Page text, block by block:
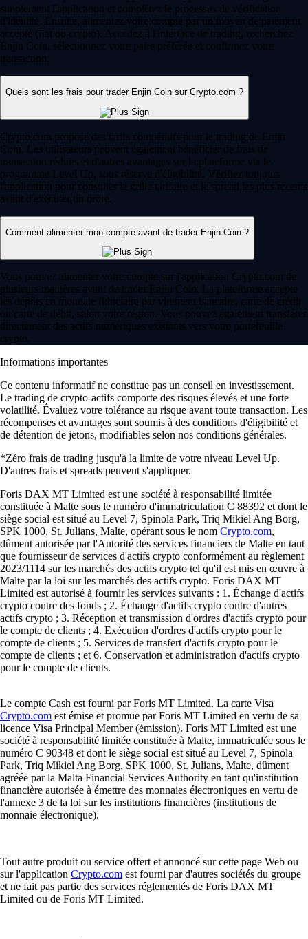
simplement l'application et complétez le processus de vérification
d'identité. Ensuite, alimentez votre compte par un moyen de paiement
accepté (fiat ou crypto). Accédez à l'interface de trading, recherchez
Enjin Coin, sélectionnez votre paire préférée et confirmez votre
transaction.
Quels sont les frais pour trader Enjin Coin sur Crypto.com ?
Crypto.com propose des tarifs compétitifs pour le trading de Enjin
Coin. Les utilisateurs peuvent également bénéficier de frais de
transaction réduits et d'autres avantages sur la plateforme via le
programme Level Up, sous réserve d'éligibilité. Vérifiez toujours
l'application pour consulter la grille tarifaire et le spread les plus récents
avant d'exécuter un ordre.
Comment alimenter mon compte avant de trader Enjin Coin ?
Vous pouvez alimenter votre compte sur l'application Crypto.com de
plusieurs manières avant de trader Enjin Coin. La plateforme accepte
les dépôts en monnaie fiduciaire par virement bancaire, carte de crédit
ou carte de débit, selon votre région. Vous pouvez également transférer
directement des actifs numériques existants vers votre portefeuille
crypto.
Informations importantes
Ce contenu informatif ne constitue pas un conseil en investissement.
Le trading de crypto-actifs comporte des risques élevés et une forte
volatilité. Évaluez votre tolérance au risque avant toute transaction. Les
récompenses et avantages sont soumis à des conditions d'éligibilité et
de détention de jetons, modifiables selon nos conditions générales.
*Zéro frais de trading jusqu'à la limite de votre niveau Level Up.
D'autres frais et spreads peuvent s'appliquer.
Foris DAX MT Limited est une société à responsabilité limitée
constituée à Malte sous le numéro d'immatriculation C 88392 et dont le
siège social est situé au Level 7, Spinola Park, Triq Mikiel Ang Borg,
SPK 1000, St. Julians, Malte, opérant sous le nom Crypto.com,
dûment autorisée par l'Autorité des services financiers de Malte en tant
que fournisseur de services d'actifs crypto conformément au règlement
2023/1114 sur les marchés des actifs crypto tel qu'il est mis en œuvre à
Malte par la loi sur les marchés des actifs crypto. Foris DAX MT
Limited est autorisé à fournir les services suivants : 1. Échange d'actifs
crypto contre des fonds ; 2. Échange d'actifs crypto contre d'autres
actifs crypto ; 3. Réception et transmission d'ordres d'actifs crypto pour
le compte de clients ; 4. Exécution d'ordres d'actifs crypto pour le
compte de clients ; 5. Services de transfert d'actifs crypto pour le
compte de clients ; et 6. Conservation et administration d'actifs crypto
pour le compte de clients.
Le compte Cash est fourni par Foris MT Limited. La carte Visa
Crypto.com est émise et promue par Foris MT Limited en vertu de sa
licence Visa Principal Member (émission). Foris MT Limited est une
société à responsabilité limitée constituée à Malte, immatriculée sous le
numéro C 90348 et dont le siège social est situé au Level 7, Spinola
Park, Triq Mikiel Ang Borg, SPK 1000, St. Julians, Malte, dûment
agréée par la Malta Financial Services Authority en tant qu'institution
financière autorisée à émettre des monnaies électroniques en vertu de
l'annexe 3 de la loi sur les institutions financières (institutions de
monnaie électronique).
Tout autre produit ou service offert et annoncé sur cette page Web ou
sur l'application Crypto.com est fourni par d'autres sociétés du groupe
et ne fait pas partie des services réglementés de Foris DAX MT
Limited ou de Foris MT Limited.